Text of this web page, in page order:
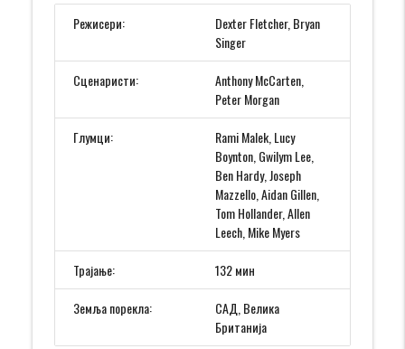
Режисери:
Dexter Fletcher, Bryan
Singer
Сценаристи:
Anthony McCarten,
Peter Morgan
Глумци:
Rami Malek, Lucy
Boynton, Gwilym Lee,
Ben Hardy, Joseph
Mazzello, Aidan Gillen,
Tom Hollander, Allen
Leech, Mike Myers
Трајање:
132 мин
Земља порекла:
САД, Велика
Британија